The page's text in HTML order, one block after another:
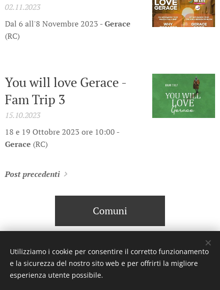
02.11.2023
Dal 6 all'8 Novembre 2023 -Gerace
(RC)
You will love Gerace -
Fam Trip 3
15.10.2023
18 e 19 Ottobre 2023 ore 10:00 -
Gerace (RC)
Post precedenti
Comuni
© 2023 Settimanale U Riggitanu. Tutti i diritti riservati.
Creato da La Zanzara -U mastru pignataru menti a manica a
Utilizziamo i cookie per consentire il corretto funzionamento
e la sicurezza del nostro sito web e per offrirti la migliore
esperienza utente possibile.